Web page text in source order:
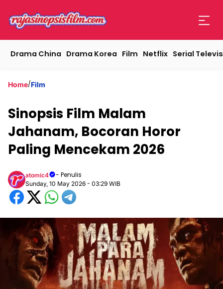
Drama China Drama Korea Film Netflix Serial
Home/Film
Sinopsis Film Malam
Jahanam, Bocoran Horor
Paling Mencekam 2026
atomic4 - Penulis
Sunday, 10 May 2026 - 03:29 WIB